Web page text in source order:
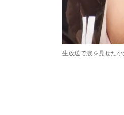
生放送で涙を見せた